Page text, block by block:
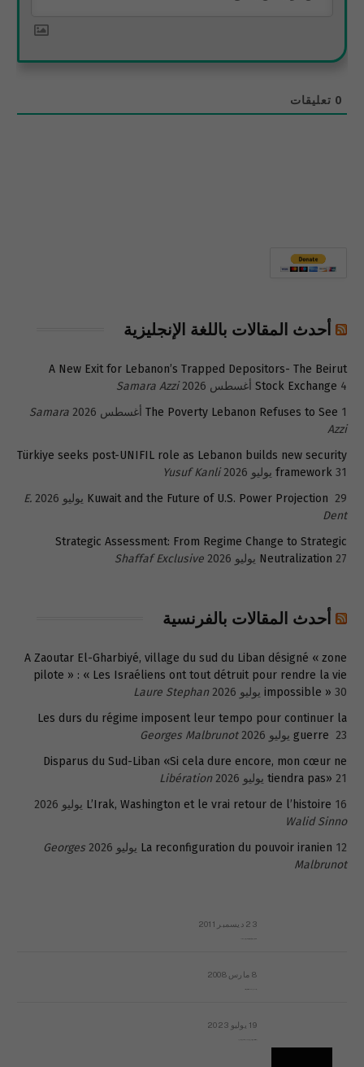
0 تعليقات
أحدث المقالات باللغة الإنجليزية
A New Exit for Lebanon’s Trapped Depositors- The Beirut
Stock Exchange 4 أغسطس 2026
Samara Azzi
The Poverty Lebanon Refuses to See 1 أغسطس 2026
Samara
Azzi
Türkiye seeks post-UNIFIL role as Lebanon builds new security
framework 31 يوليو 2026
Yusuf Kanli
Kuwait and the Future of U.S. Power Projection 29 يوليو 2026
E.
Dent
Strategic Assessment: From Regime Change to Strategic
Neutralization 27 يوليو 2026 Shaffaf Exclusive
أحدث المقالات بالفرنسية
A Zaoutar El-Gharbiyé, village du sud du Liban désigné « zone
pilote » : « Les Israéliens ont tout détruit pour rendre la vie
impossible » 30 يوليو 2026
Laure Stephan
Les durs du régime imposent leur tempo pour continuer la
guerre 23 يوليو 2026
Georges Malbrunot
Disparus du Sud-Liban «Si cela dure encore, mon cœur ne
tiendra pas» 21 يوليو 2026
Libération
L’Irak, Washington et le vrai retour de l’histoire 16 يوليو 2026
Walid Sinno
La reconfiguration du pouvoir iranien 12 يوليو 2026
Georges
Malbrunot
23 ديسمبر 2011
8 مارس 2008
19 يوليو 2023